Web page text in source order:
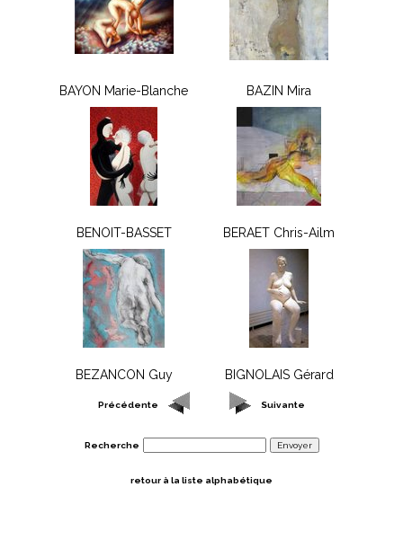
BAYON Marie-Blanche BAZIN Mira
BENOIT-BASSET BERAET Chris-Ailm
BEZANCON Guy BIGNOLAIS Gérard
Précédente Suivante
Recherche
retour à la liste alphabétique